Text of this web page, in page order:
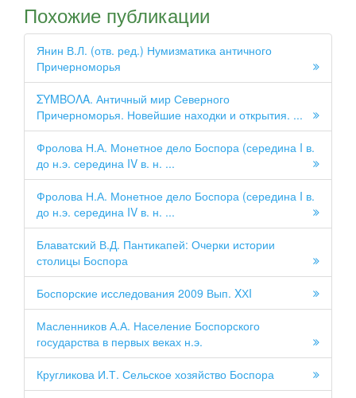
Похожие публикации
Янин В.Л. (отв. ред.) Нумизматика античного
Причерноморья
ΣΥΜΒΟΛΑ. Античный мир Северного
Причерноморья. Новейшие находки и открытия. ...
Фролова Н.А. Монетное дело Боспора (середина I в.
до н.э. середина IV в. н. ...
Фролова Н.А. Монетное дело Боспора (середина I в.
до н.э. середина IV в. н. ...
Блаватский В.Д. Пантикапей: Очерки истории
столицы Боспора
Боспорские исследования 2009 Вып. XХI
Масленников А.А. Население Боспорского
государства в первых веках н.э.
Кругликова И.Т. Сельское хозяйство Боспора